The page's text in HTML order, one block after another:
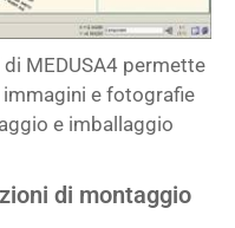
MEDUSA4 permette
immagini e fotografie
e imballaggio
di montaggio